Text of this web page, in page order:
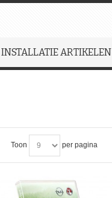
INSTALLATIE ARTIKELEN
Toon per pagina